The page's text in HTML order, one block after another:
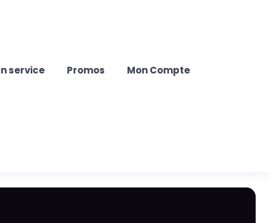
service Promos Mon Compte